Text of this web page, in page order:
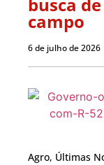
busca
campo
6 de julho de 2026
Agro, Últimas